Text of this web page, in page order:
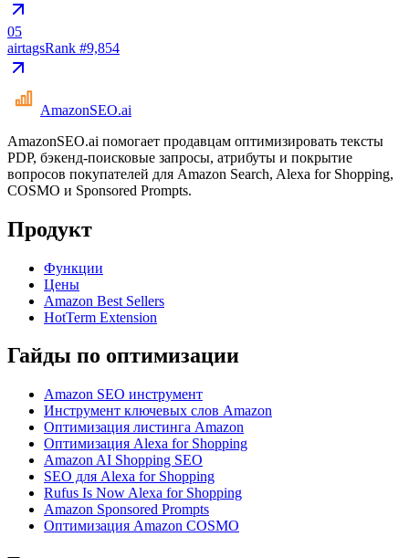
05
airtagsRank #9,854
AmazonSEO.ai
AmazonSEO.ai помогает продавцам оптимизировать тексты
PDP, бэкенд-поисковые запросы, атрибуты и покрытие
вопросов покупателей для Amazon Search, Alexa for Shopping,
COSMO и Sponsored Prompts.
Продукт
Функции
Цены
Amazon Best Sellers
HotTerm Extension
Гайды по оптимизации
Amazon SEO инструмент
Инструмент ключевых слов Amazon
Оптимизация листинга Amazon
Оптимизация Alexa for Shopping
Amazon AI Shopping SEO
SEO для Alexa for Shopping
Rufus Is Now Alexa for Shopping
Amazon Sponsored Prompts
Оптимизация Amazon COSMO